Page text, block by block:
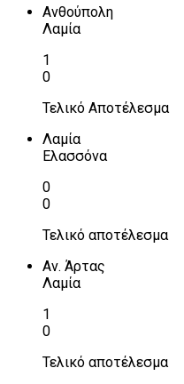
Ανθούπολη
Λαμία
1
0
Τελικό Αποτέλεσμα
Λαμία
Ελασσόνα
0
0
Τελικό αποτέλεσμα
Αν. Άρτας
Λαμία
1
0
Τελικό αποτέλεσμα